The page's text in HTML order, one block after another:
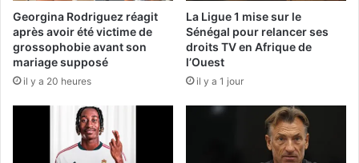
Georgina Rodriguez réagit
après avoir été victime de
grossophobie avant son
mariage supposé
il y a 20 heures
La Ligue 1 mise sur le
Sénégal pour relancer ses
droits TV en Afrique de
l’Ouest
il y a 1 jour